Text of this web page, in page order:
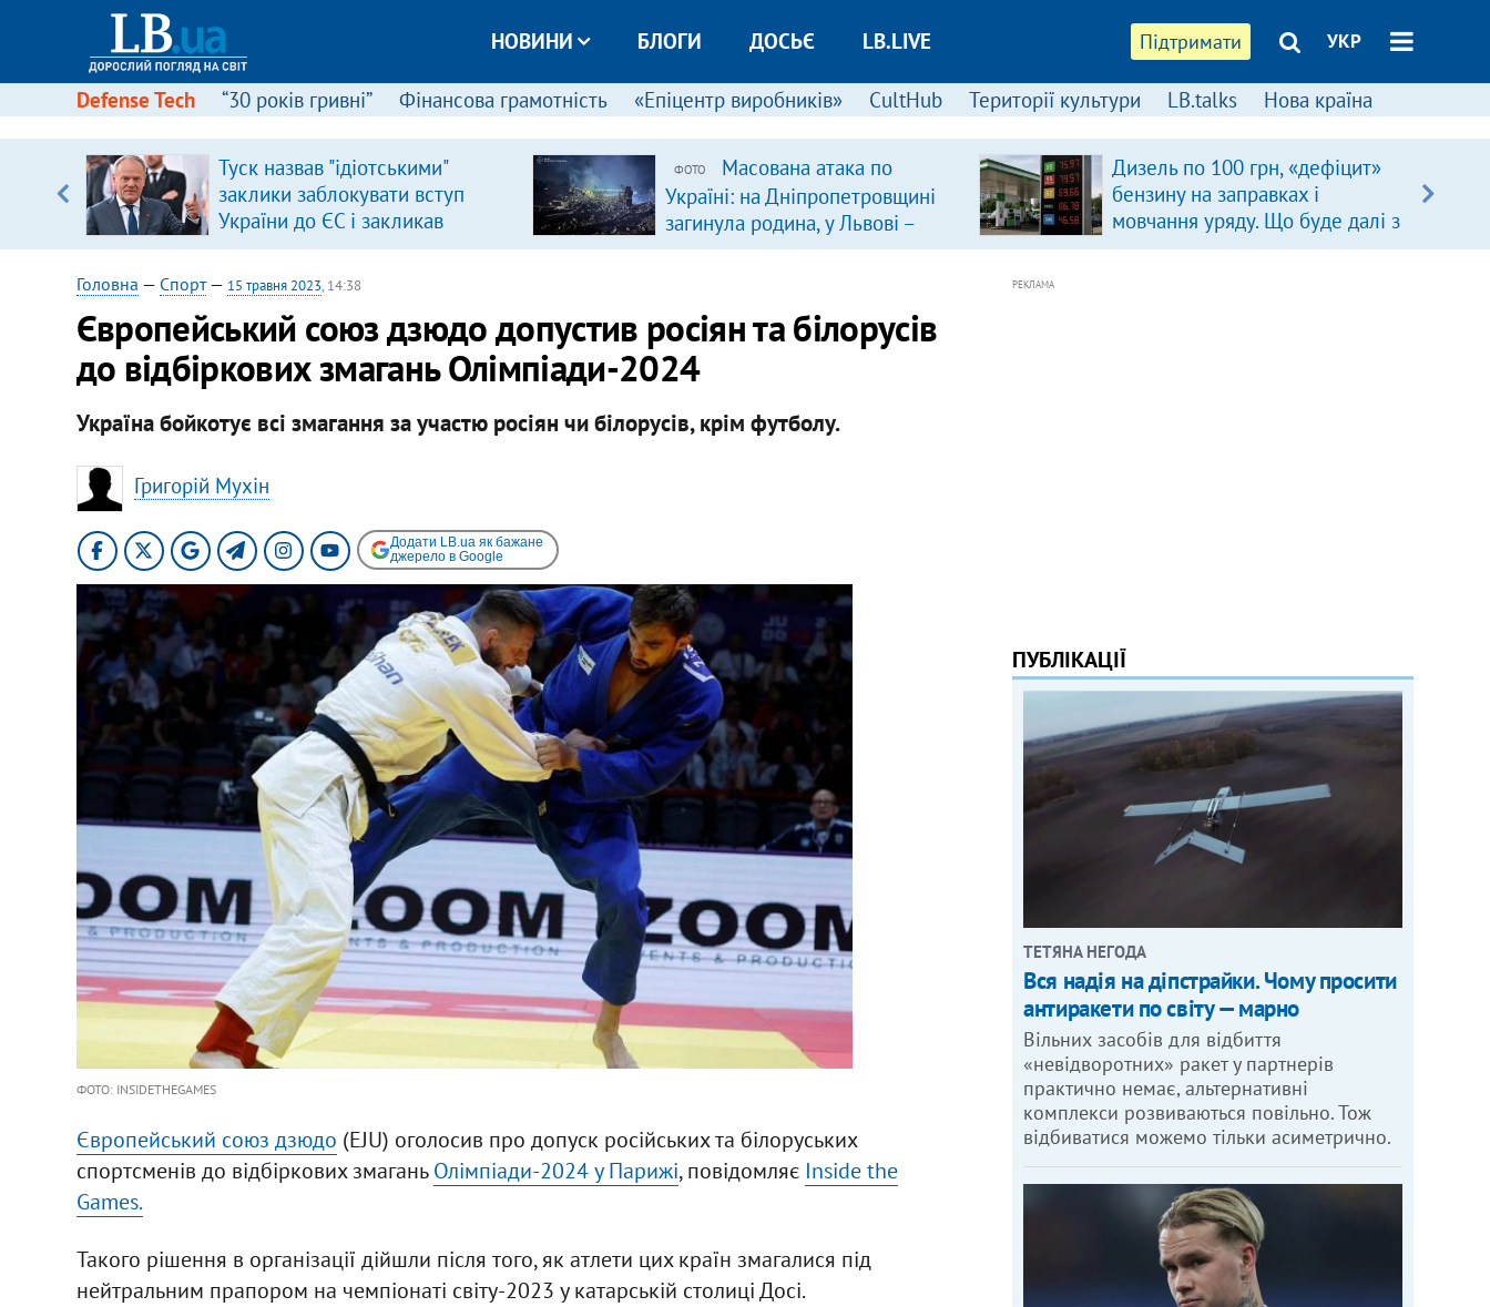
Підтримати УКР
НОВИНИ БЛОГИ ДОСЬЄ LB.LIVE
Defense Tech “30 років гривні” Фінансова грамотність «Епіцентр виробників» CultHub Території культури LB.talks Нова країна
Туск назвав "ідіотськими"
заклики заблокувати вступ
України до ЄС і закликав
припинити антиукраїнську
риторику
ФОТО
Масована атака по
Україні: на Дніпропетровщині
загинула родина, у Львові –
удар по багатоповерхівках
Дизель по 100 грн, «дефіцит»
бензину на заправках і
мовчання уряду. Що буде далі з
цінами на пальне?
Головна — Спорт— 15 травня 2023, 14:38
Європейський союз дзюдо допустив росіян та білорусів
до відбіркових змагань Олімпіади-2024
Україна бойкотує всі змагання за участю росіян чи білорусів, крім футболу.
Григорій Мухін
Додати LB.ua як бажане
джерело в Google
ФОТО: INSIDETHEGAMES
Європейський союз дзюдо (EJU) оголосив про допуск російських та білоруських
спортсменів до відбіркових змаганьОлімпіади-2024 у Парижі, повідомляє Inside the
Games.
Такого рішення в організації дійшли після того, як атлети цих країн змагалися під
нейтральним прапором на чемпіонаті світу-2023 у катарській столиці Досі.
РЕКЛАМА
ПУБЛІКАЦІЇ
ТЕТЯНА НЕГОДА
Вся надія на діпстрайки. Чому просити
антиракети по світу — марно
Вільних засобів для відбиття
«невідворотних» ракет у партнерів
практично немає, альтернативні
комплекси розвиваються повільно. Тож
відбиватися можемо тільки асиметрично.